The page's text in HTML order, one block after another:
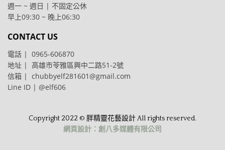
週一 ~ 週日 | 不固定公休
早上09:30 ~ 晚上06:30
CONTACT US
電話 | 0965-606870
地址 | 高雄市苓雅區興中二路51-2號
信箱 | chubbyelf281601@gmail.com
Line ID | @elf606
Copyright 2022 © 胖精靈花藝設計 All rights reserved.
網頁設計：創八多媒體有限公司